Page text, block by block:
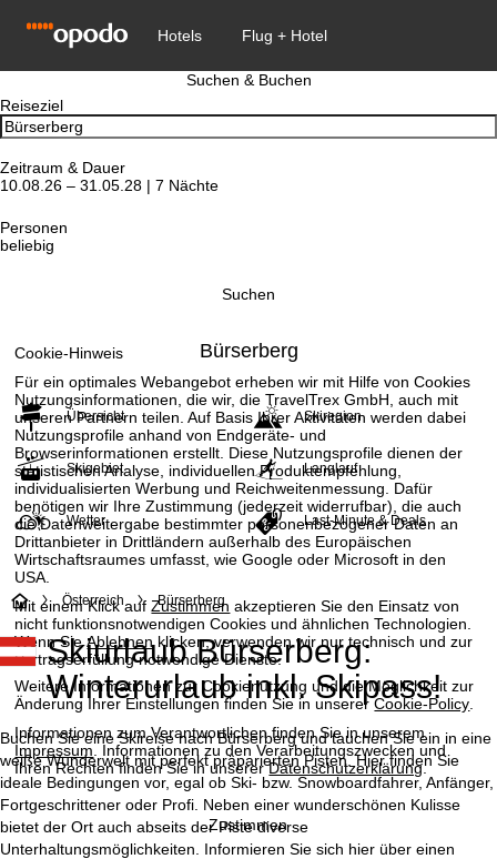
Cookie-Hinweis
Für ein optimales Webangebot erheben wir mit Hilfe von Cookies
Nutzungsinformationen, die wir, die TravelTrex GmbH, auch mit
unseren Partnern teilen. Auf Basis Ihrer Aktivitäten werden dabei
Nutzungsprofile anhand von Endgeräte- und
Browserinformationen erstellt. Diese Nutzungsprofile dienen der
statistischen Analyse, individuellen Produktempfehlung,
individualisierten Werbung und Reichweitenmessung. Dafür
benötigen wir Ihre Zustimmung (jederzeit widerrufbar), die auch
die Datenweitergabe bestimmter personenbezogener Daten an
Drittanbieter in Drittländern außerhalb des Europäischen
Wirtschaftsraumes umfasst, wie Google oder Microsoft in den
USA.
Mit einem Klick aufZustimmen akzeptieren Sie den Einsatz von
nicht funktionsnotwendigen Cookies und ähnlichen Technologien.
Wenn SieAblehnenklicken, verwenden wir nur technisch und zur
Vertragserfüllung notwendige Dienste.
Weitere Informationen zur Cookienutzung und die Möglichkeit zur
Änderung Ihrer Einstellungen finden Sie in unsererCookie-Policy
Informationen zum Verantwortlichen finden Sie in unserem
Impressum . Informationen zu den Verarbeitungszwecken und
Ihren Rechten finden Sie in unsererDatenschutzerklärung.
Zustimmen
Suchen & Buchen
Reiseziel
Zeitraum & Dauer
10.08.26 – 31.05.28 | 7 Nächte
Personen
beliebig
Suchen
Bürserberg
Übersicht Skiregion
Skigebiet Langlauf
Wetter Last-Minute & Deals
S
t
a
r
t
s
Österreich Bürserberg
Skiurlaub Bürserberg:
Winterurlaub inkl. Skipass!
Buchen Sie eine Skireise nach Bürserberg und tauchen Sie ein in eine
weiße Wunderwelt mit perfekt präparierten Pisten. Hier finden Sie
ideale Bedingungen vor, egal ob Ski- bzw. Snowboardfahrer, Anfänger,
Fortgeschrittener oder Profi. Neben einer wunderschönen Kulisse
bietet der Ort auch abseits der Piste diverse
Unterhaltungsmöglichkeiten. Informieren Sie sich hier über einen